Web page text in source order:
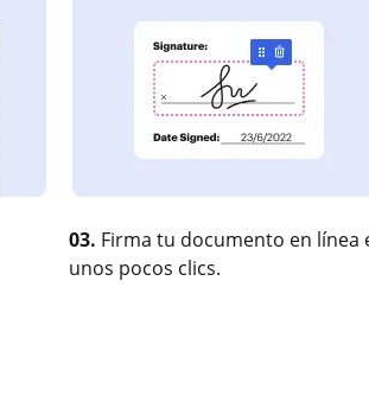
03. Firma tu documento en línea
unos pocos clics.